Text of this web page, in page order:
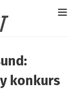
konkurs